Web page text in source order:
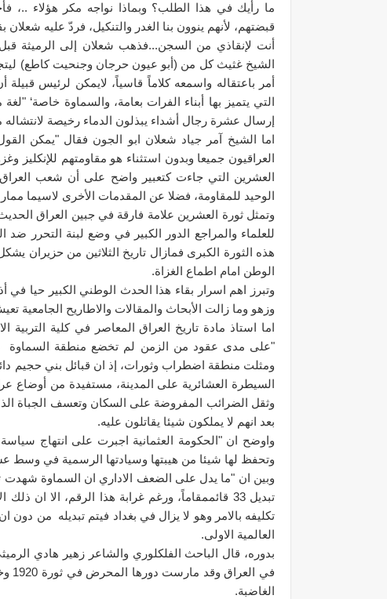
ما رأيك في هذا الطلب؟ وبماذا نواجه مكر هؤلاء ..،
قبضتهم، لأنهم ينوون بنا الغدر والتنكيل، فردّ عليه
الشيخ غثيث كل من (أبو عيون حرجان وجنحيت كاطع)
أمر باعتقاله واسمعه كلاماً قاسياً، لايمكن لرئيس
التي يتميز بها أبناء الفرات بعامة، والسماوة خاصة‘
إرسال عشرة رجال أشداء يبذلون الدماء رخيصة لانتشاله
اما الشيخ آمر جياد شعلان ابو الجون فقال "يمكن
العراقيون جميعا وبدون استثناء هو مقاومتهم
العشرين التي جاءت كتعبير واضح على أن شعب
الوحيد للمقاومة، فضلا عن المقدمات الأخرى لاسيما
وتمثل ثورة العشرين علامة فارقة في جبين العراق
للعلماء والمراجع الدور الكبير في وضع لبنة التحرر
هذه الثورة الكبرى فمازال تاريخ الثلاثين من حزيران
الوطن امام اطماع الغزاة.
وتبرز اهم اسرار بقاء هذا الحدث الوطني الكبير حيا في
وزهو وما زالت الأبحاث والمقالات والاطاريح الجامعية
اما استاذ مادة تاريخ العراق المعاصر في كلية التربية
"على مدى عقود من الزمن لم تخضع منطقة السماوة
ومثلت منطقة اضطراب وثورات، إذ ان قبائل بني حجيم
السيطرة العشائرية على المدينة، مستفيدة من أوضاع
وثقل الضرائب المفروضة على السكان وتعسف الجباة
بعد انهم لا يملكون شيئا يقاتلون عليه.
واوضح ان "الحكومة العثمانية اجبرت على انتهاج سياسة
وتحفظ لها شيئا من هيبتها وسيادتها الرسمية في وسط
تبديل 33 قائممقاماً، ورغم غرابة هذا الرقم، الا
تكليفه بالامر وهو لا يزال في بغداد فيتم تبديله من
العالمية الاولى.
بدوره، قال الباحث الفلكلوري والشاعر زهير هادي
في
الغاضبة.